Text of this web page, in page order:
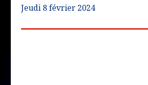
Jeudi 8 février 2024